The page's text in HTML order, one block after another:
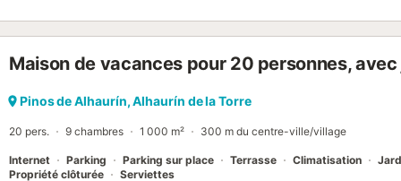
optique, avec une vitesse de 300 Mo. Les six invités de la maison
partagent l'usage de la deuxième salle de bain de la maison, avec
payer le prix pour 6 personnes. Cela ne se produit que de
Maison de vacances pour 20 personnes, avec
Pinos de Alhaurín, Alhaurín de la Torre
20 pers. 9 chambres 1 000 m² 300 m du centre-ville/village
Internet Parking Parking sur place Terrasse Climatisation
Propriété clôturée
Serviettes